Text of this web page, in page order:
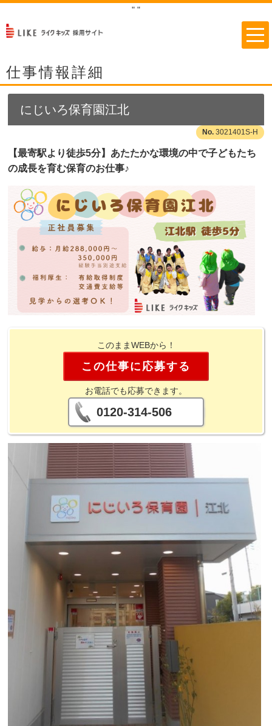
" "
仕事情報詳細
にじいろ保育園江北
3021401S-H
【最寄駅より徒歩5分】あたたかな環境の中で子どもたち
の成長を育む保育のお仕事♪
このままWEBから！
この仕事に応募する
お電話でも応募できます。
0120-314-506